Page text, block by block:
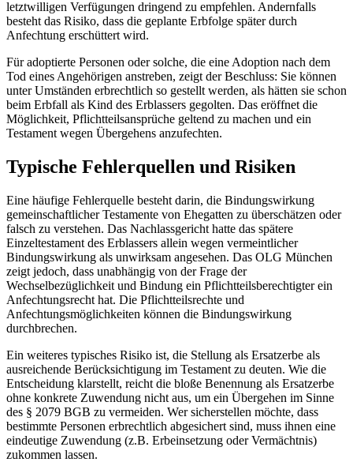
letztwilligen Verfügungen dringend zu empfehlen. Andernfalls
besteht das Risiko, dass die geplante Erbfolge später durch
Anfechtung erschüttert wird.
Für adoptierte Personen oder solche, die eine Adoption nach dem
Tod eines Angehörigen anstreben, zeigt der Beschluss: Sie können
unter Umständen erbrechtlich so gestellt werden, als hätten sie schon
beim Erbfall als Kind des Erblassers gegolten. Das eröffnet die
Möglichkeit, Pflichtteilsansprüche geltend zu machen und ein
Testament wegen Übergehens anzufechten.
Typische Fehlerquellen und Risiken
Eine häufige Fehlerquelle besteht darin, die Bindungswirkung
gemeinschaftlicher Testamente von Ehegatten zu überschätzen oder
falsch zu verstehen. Das Nachlassgericht hatte das spätere
Einzeltestament des Erblassers allein wegen vermeintlicher
Bindungswirkung als unwirksam angesehen. Das OLG München
zeigt jedoch, dass unabhängig von der Frage der
Wechselbezüglichkeit und Bindung ein Pflichtteilsberechtigter ein
Anfechtungsrecht hat. Die Pflichtteilsrechte und
Anfechtungsmöglichkeiten können die Bindungswirkung
durchbrechen.
Ein weiteres typisches Risiko ist, die Stellung als Ersatzerbe als
ausreichende Berücksichtigung im Testament zu deuten. Wie die
Entscheidung klarstellt, reicht die bloße Benennung als Ersatzerbe
ohne konkrete Zuwendung nicht aus, um ein Übergehen im Sinne
des § 2079 BGB zu vermeiden. Wer sicherstellen möchte, dass
bestimmte Personen erbrechtlich abgesichert sind, muss ihnen eine
eindeutige Zuwendung (z.B. Erbeinsetzung oder Vermächtnis)
zukommen lassen.